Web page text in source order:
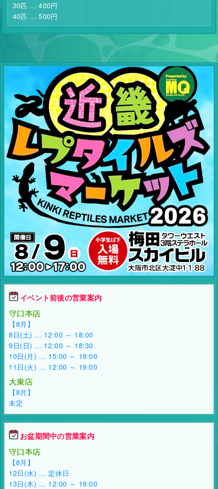
30匹 … 400円
40匹 … 500円
イベント前後の営業案内
守口本店
【8月】
8日(土) … 12:00 ～ 18:00
9日(日) … 12:00 ～ 18:30
10日(月) … 15:00 ～ 19:00
11日(火) … 12:00 ～ 19:00
大東店
【8月】
未定
お盆期間中の営業案内
守口本店
【8月】
12日(水) … 定休日
13日(木) … 12:00 ～ 19:00